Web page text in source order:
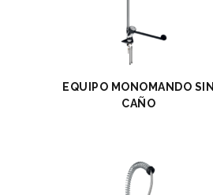
EQUIPO MONOMANDO SIN
CAÑO